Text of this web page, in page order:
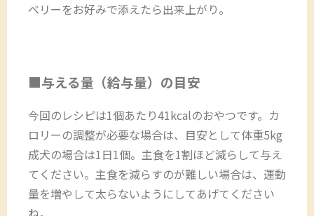
ベリーをお好みで添えたら出来上がり。
■与える量（給与量）の目安
今回のレシピは1個あたり41kcalのおやつです。カ
ロリーの調整が必要な場合は、目安として体重5kg
成犬の場合は1日1個。主食を1割ほど減らして与え
てください。主食を減らすのが難しい場合は、運動
量を増やして太らないようにしてあげてください